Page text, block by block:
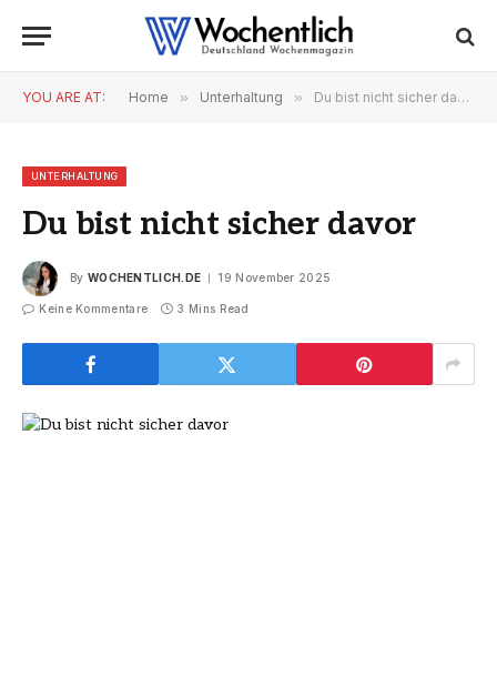
YOU ARE AT: Home » Unterhaltung » Du bist nicht sicher davor
UNTERHALTUNG
Du bist nicht sicher davor
By WOCHENTLICH.DE 19 November 2025
Keine Kommentare 3 Mins Read